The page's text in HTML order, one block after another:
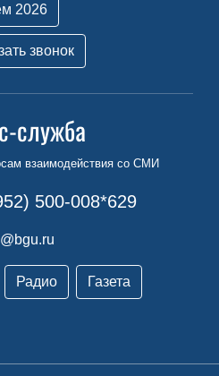
2026
звонок
служба
взаимодействия со СМИ
500-008*629
Радио Газета